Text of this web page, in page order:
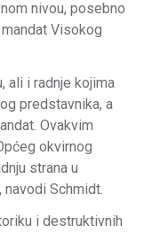
nivou, posebno
Visokog
ali i radnje kojima
predstavnika, a
Ovakvim
okvirnog
strana u
Schmidt.
i destruktivnih